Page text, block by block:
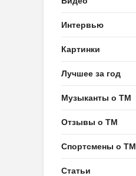
Интервью
Картинки
Лучшее за год
Музыканты о ТМ
Отзывы о ТМ
Спортсмены о ТМ
Статьи